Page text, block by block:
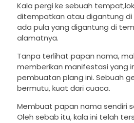
Kala pergi ke sebuah
ditempatkan atau digantung di
ada pula yang digantung di
alamatnya.
Tanpa terlihat papan nama,
memberikan manifestasi yang
pembuatan plang ini. Sebuah
bermutu, kuat dari cuaca.
Membuat papan nama sendiri
Oleh sebab itu, kala ini telah